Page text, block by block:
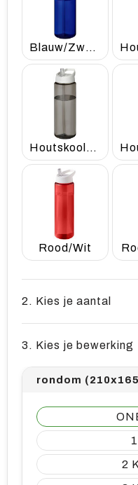
Blauw/Zwart
Houtskool/Wit
Rood/Wit
2. Kies je aantal
3. Kies je bewerking
rondom
1
2